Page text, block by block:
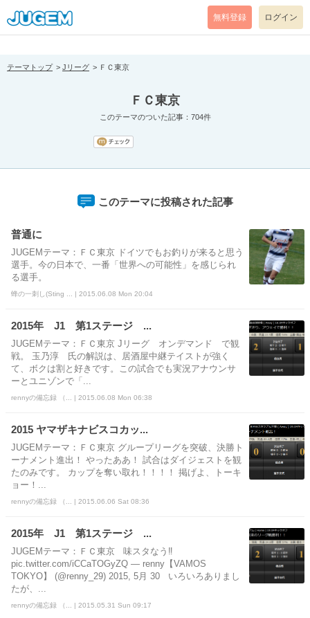
[pear_error: message="Success" code=0 mode=return level=notice
prefix="" info=""]
無料登録 ログイン
テーマトップ Jリーグ ＦＣ東京
ＦＣ東京
このテーマのついた記事：704件
このテーマに投稿された記事
普通に
JUGEMテーマ：ＦＣ東京 ドイツでもお釣りが来ると思う
選手。今の日本で、一番「世界への可能性」を感じられ
る選手。
蜂の一刺し(Sting ... | 2015.06.08 Mon 20:04
2015年 J1 第1ステージ ...
JUGEMテーマ：ＦＣ東京 Jリーグ オンデマンド で観
戦。 玉乃淳 氏の解説は、居酒屋中継テイストが強く
て、ボクは割と好きです。この試合でも実況アナウンサ
ーとユニゾンで「...
rennyの備忘録 （... | 2015.06.08 Mon 06:38
2015 ヤマザキナビスコカッ...
JUGEMテーマ：ＦＣ東京 グループリーグを突破、決勝ト
ーナメント進出！ やったああ！ 試合はダイジェストを観
たのみです。 カップを奪い取れ！！！！ 掲げよ、トーキ
ョー！...
rennyの備忘録 （... | 2015.06.06 Sat 08:36
2015年 J1 第1ステージ ...
JUGEMテーマ：ＦＣ東京 味スタなう‼️
pic.twitter.com/iCCaTOGyZQ — renny【VAMOS
TOKYO】 (@renny_29) 2015, 5月 30 いろいろありまし
たが、...
rennyの備忘録 （... | 2015.05.31 Sun 09:17